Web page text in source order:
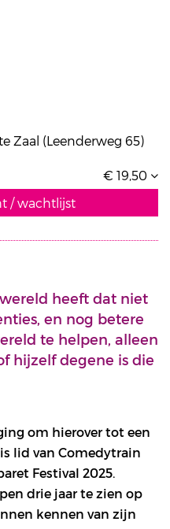
Zaal (Leenderweg 65)
€ 19,50
/ wachtlijst
heeft dat niet
en nog betere
te helpen, alleen
hijzelf degene is die
om hierover tot een
lid van Comedytrain
Festival 2025.
drie jaar te zien op
kennen van zijn